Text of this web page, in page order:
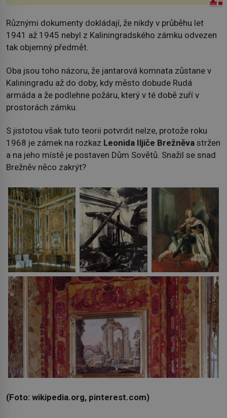
Různými dokumenty dokládají, že nikdy v průběhu let
1941 až 1945 nebyl z Kaliningradského zámku odvezen
tak objemný předmět.
Oba jsou toho názoru, že jantarová komnata zůstane v
Kaliningradu až do doby, kdy město dobude Rudá
armáda a že podlehne požáru, který v té době zuří v
prostorách zámku.
S jistotou však tuto teorii potvrdit nelze, protože roku
1968 je zámek na rozkaz Leonida Iljiče Brežněva stržen
a na jeho místě je postaven Dům Sovětů. Snažil se snad
Brežněv něco zakrýt?
(Foto: wikipedia.org, pinterest.com)